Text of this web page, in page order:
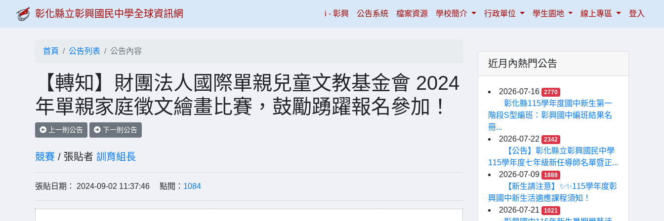
彰化縣立彰興國民中學全球資訊網 i - 彰興(current)
公告系統 檔案資源 學校簡介 行政單位 學生園地 線上專區 登入
首頁 公告列表 公告內容
【轉知】財團法人國際單親兒童文教基金會 2024
年單親家庭徵文繪畫比賽，鼓勵踴躍報名參加！
上一則公告 下一則公告
競賽 / 張貼者 訓育組長
張貼日期： 2024-09-02 11:37:46 點閱： 1084
近月內熱門公告
2026-07-16 2770
彰化縣115學年度國中新生第一
階段S型編班：彰興國中編班結果名
冊...
2026-07-22
2342
【公告】彰化縣立彰興國民中學
115學年度七年級新任導師名單暨正...
2026-07-09
1888
【新生請注意】✨✨115學年度彰
興國中新生活適應課程須知！
2026-07-21
1021